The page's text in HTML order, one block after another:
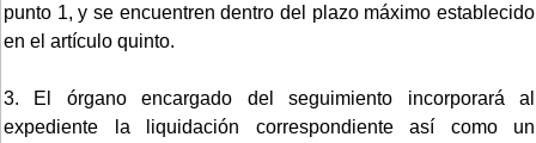
punto 1, y se encuentren dentro del plazo máximo establecido
en el artículo quinto.
3. El órgano encargado del seguimiento incorporará al
expediente la liquidación correspondiente así como un